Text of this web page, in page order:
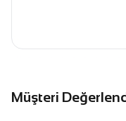
Müşteri